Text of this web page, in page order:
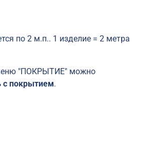
по 2 м.п.. 1 изделие = 2 метра
"ПОКРЫТИЕ" можно
с покрытием.